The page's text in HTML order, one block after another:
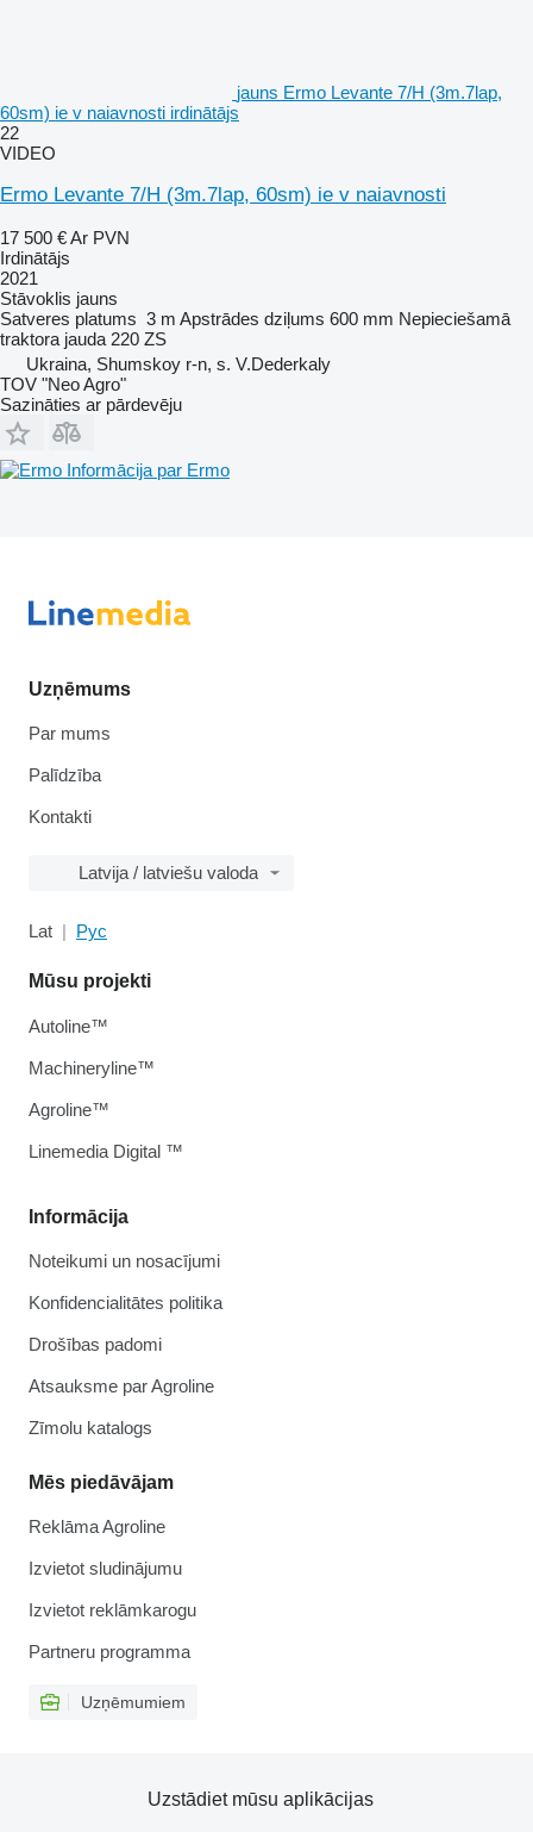
jauns Ermo Levante 7/H (3m.7lap,
60sm) ie v naiavnosti irdinātājs
22
VIDEO
Ermo Levante 7/H (3m.7lap, 60sm) ie v naiavnosti
17 500 €Ar PVN
Irdinātājs
2021
Stāvoklis jauns
Satveres platums 3 m Apstrādes dziļums 600 mm Nepieciešamā
traktora jauda 220 ZS
Ukraina, Shumskoy r-n, s. V.Dederkaly
TOV "Neo Agro"
Sazināties ar pārdevēju
Informācija par Ermo
Uzņēmums
Par mums
Palīdzība
Kontakti
Latvija / latviešu valoda
Lat Рус
Informācija
Noteikumi un nosacījumi
Konfidencialitātes politika
Drošības padomi
Atsauksme par Agroline
Zīmolu katalogs
Mēs piedāvājam
Reklāma Agroline
Izvietot sludinājumu
Izvietot reklāmkarogu
Partneru programma
Uzņēmumiem
Mūsu projekti
Autoline™
Machineryline™
Agroline™
Linemedia Digital ™
Uzstādiet mūsu aplikācijas